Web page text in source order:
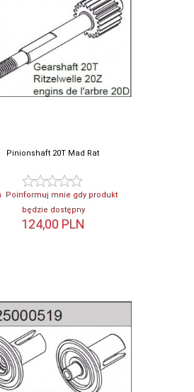
Pinionshaft 20T Mad Rat
Poinformuj mnie gdy produkt
będzie dostępny
124,00 PLN